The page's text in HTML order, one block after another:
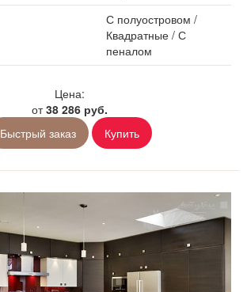
С полуостровом /
Квадратные/ С
пеналом
Цена:
от38 286 руб.
Быстрый заказ
Купить